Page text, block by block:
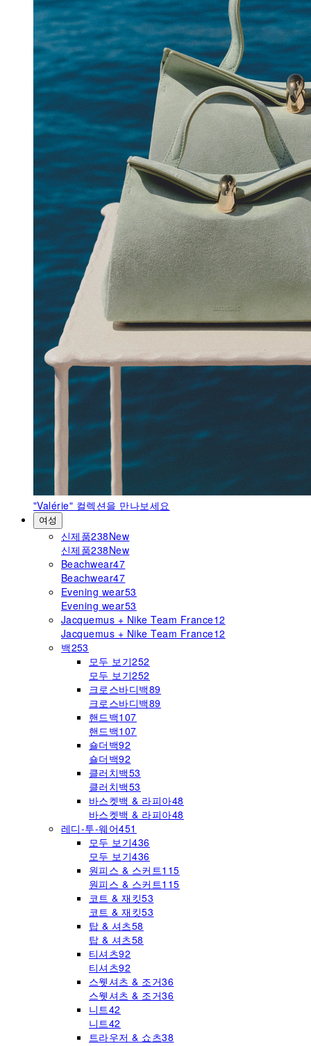
"Valérie" 컬렉션을 만나보세요
여성
신제품238New
신제품238New
Beachwear47
Beachwear47
Evening wear53
Evening wear53
Jacquemus + Nike Team France12
Jacquemus + Nike Team France12
백253
모두 보기252
모두 보기252
크로스바디백89
크로스바디백89
핸드백107
핸드백107
숄더백92
숄더백92
클러치백53
클러치백53
바스켓백 & 라피아48
바스켓백 & 라피아48
레디-투-웨어451
모두 보기436
모두 보기436
원피스 & 스커트115
원피스 & 스커트115
코트 & 재킷53
코트 & 재킷53
탑 & 셔츠58
탑 & 셔츠58
티셔츠92
티셔츠92
스웻셔츠 & 조거36
스웻셔츠 & 조거36
니트42
니트42
트라우저 & 쇼츠38